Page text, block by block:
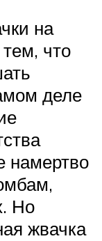
на
что
деле
намертво
Но
жвачка